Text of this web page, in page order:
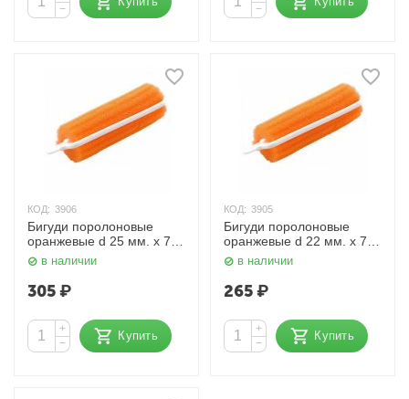
−
−
КОД: 3906
Бигуди поролоновые
оранжевые d 25 мм. x 70
мм. DBP25, 10 шт. Dewal
в наличии
305₽
+
−
Купить
КОД: 3905
Бигуди поролоновые
оранжевые d 22 мм. x 70
мм. DBP22, 10 шт. Dewal
в наличии
265₽
+
−
Купить